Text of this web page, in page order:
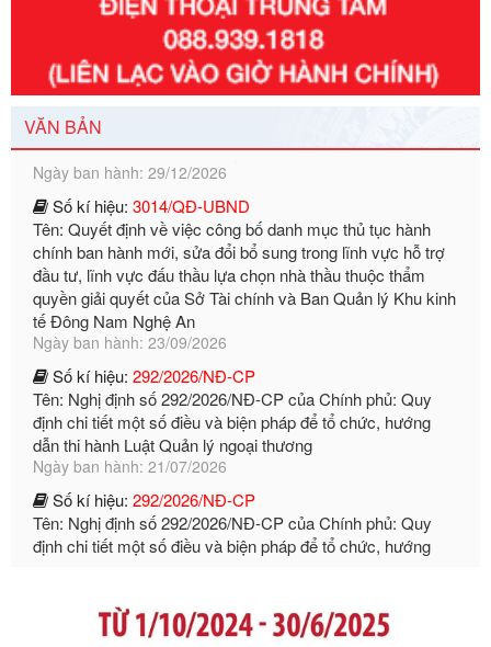
VĂN BẢN
Số kí hiệu:
351/2025/NĐ-CP
Tên: Nghị định số 351/2025/NĐ-CP của Chính phủ: Quy
định chuẩn nghèo đa chiều quốc gia giai đoạn 2026 - 2030
Ngày ban hành: 29/12/2026
Số kí hiệu:3014/QĐ-UBND
Tên: Quyết định về việc công bố danh mục thủ tục hành
chính ban hành mới, sửa đổi bổ sung trong lĩnh vực hỗ trợ
đầu tư, lĩnh vực đấu thầu lựa chọn nhà thầu thuộc thẩm
quyền giải quyết của Sở Tài chính và Ban Quản lý Khu kinh
tế Đông Nam Nghệ An
Ngày ban hành: 23/09/2026
Số kí hiệu: 292/2026/NĐ-CP
Tên: Nghị định số 292/2026/NĐ-CP của Chính phủ: Quy
định chi tiết một số điều và biện pháp để tổ chức, hướng
dẫn thi hành Luật Quản lý ngoại thương
Ngày ban hành: 21/07/2026
Số kí hiệu:292/2026/NĐ-CP
Tên: Nghị định số 292/2026/NĐ-CP của Chính phủ: Quy
định chi tiết một số điều và biện pháp để tổ chức, hướng
dẫn thi hành Luật Quản lý ngoại thương
Ngày ban hành: 21/07/2026
bỏ Thông tư số 87/2019/TT- BТC ngày 19 tháng 12 năm